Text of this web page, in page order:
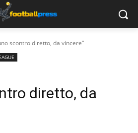
scontro diretto, da vincere"
diretto, da